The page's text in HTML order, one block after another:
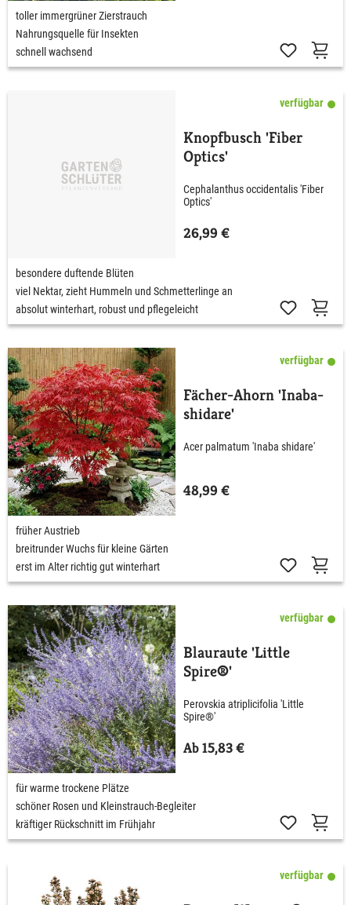
toller immergrüner Zierstrauch
Nahrungsquelle für Insekten
schnell wachsend
verfügbar
Knopfbusch 'Fiber
Optics'
Cephalanthus occidentalis 'Fiber
Optics'
26,99 €
besondere duftende Blüten
viel Nektar, zieht Hummeln und Schmetterlinge an
absolut winterhart, robust und pflegeleicht
verfügbar
Fächer-Ahorn 'Inaba-
shidare'
Acer palmatum 'Inaba shidare'
48,99 €
früher Austrieb
breitrunder Wuchs für kleine Gärten
erst im Alter richtig gut winterhart
verfügbar
Blauraute 'Little
Spire®'
Perovskia atriplicifolia 'Little
Spire®'
Ab 15,83 €
für warme trockene Plätze
schöner Rosen und Kleinstrauch-Begleiter
kräftiger Rückschnitt im Frühjahr
verfügbar